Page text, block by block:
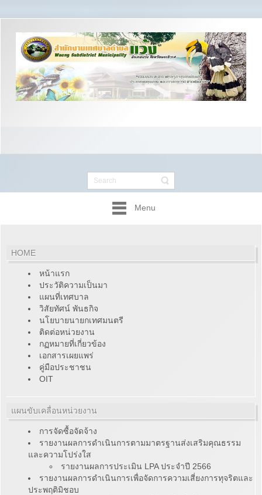
Menu
HOME
หน้าแรก
ประวัติความเป็นมา
แผนที่เทศบาล
วิสัยทัศน์ พันธกิจ
นโยบายนายกเทศมนตรี
ติดต่อหน่วยงาน
กฏหมายที่เกี่ยวข้อง
เอกสารเผยแพร่
คู่มือประชาชน
OIT
แผนขับเคลื่อนหน่วยงาน
การจัดซื้อจัดจ้าง
รายงานผลการดำเนินการตามมาตรฐานส่งเสริมคุณธรรม
และความโปร่งใส
รายงานผลการประเมิน LPA ประจำปี 2566
รายงานผลการดำเนินการเพื่อจัดการความเสี่ยงการทุจริตและ
ประพฤติมิชอบ